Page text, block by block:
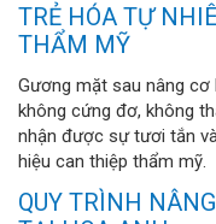
TRẺ HÓA TỰ
THẨM MỸ
Gương mặt sau nâng cơ
không cứng đơ, không
nhận được sự tươi tắn
hiệu can thiệp thẩm mỹ.
QUY TRÌNH